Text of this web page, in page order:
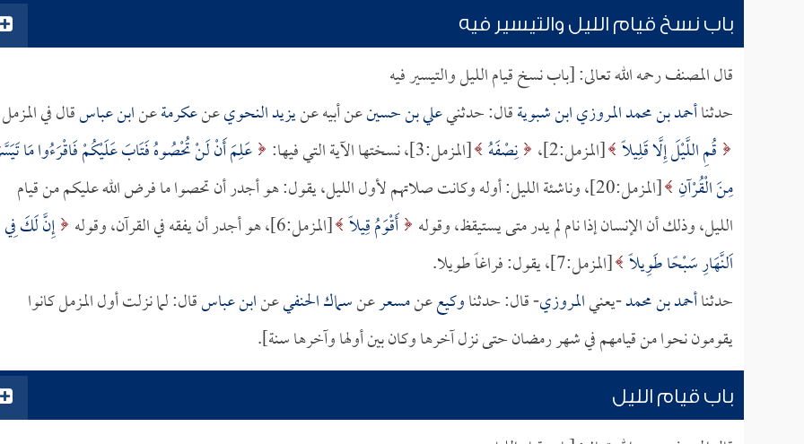
باب نسخ قيام الليل والتيسير فيه
قال المصنف رحمه الله تعالى: [باب نسخ قيام الليل والتيسير فيه
حدثناأحمد بن محمد المروزي ابن شبويةقال: حدثنيعلي بن حسينعن أبيه عنيزيد النحويعنعكرمةعنابن عباسقال في
قُمِ اللَّيْلَ إِلَّا قَلِيلًا [المزمل:2]، نِصْفَهُ [المزمل:3]، نسختها الآية التي فيها:
عَلِمَ أَنْ لَنْ تُحْصُوهُ فَتَابَ عَلَيْكُمْ فَاقْرَءُوا مَا
مِنَ الْقُرْآنِ
[المزمل:20]، وناشئة الليل: أوله وكانت صلاتهم لأول الليل، يقول: هو أجدر أن تحصوا ما فرض الله عليكم من قيام
الليل، وذلك أن الإنسان إذا نام لم يدر متى يستيقظ، وقوله أَقْوَمُ قِيلًا [المزمل:6]، هو أجدر أن يفقه في القرآن، وقوله
إِنَّ لَكَ فِي
اَلنَّهَارِ سَبْحًا طَوِيلًا [المزمل:7]، يقول: فراغاً طويلا.
حدثناأحمد بن محمد-يعنيالمروزي- قال: حدثناوكيععنمسعرعنسماك الحنفيعنابن عباسقال: لما نزلت أول المزمل كانوا
يقومون نحوا من قيامهم في شهر رمضان حتى نزل آخرها وكان بين أولها وآخرها سنة].
باب قيام الليل